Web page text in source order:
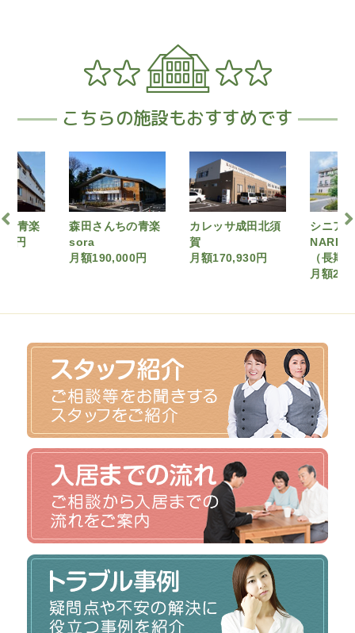
こちらの施設もおすすめです
の青楽
カレッサ成田北須
賀
月額170,930円
シニア町内会
NARITA公津の杜
（長期A契約）
ウィズ
月額